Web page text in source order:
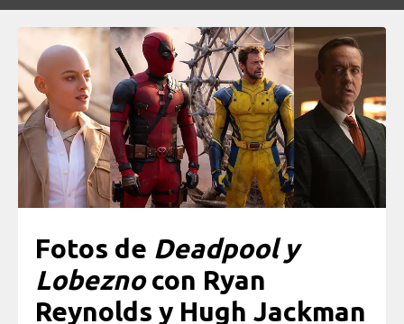
Fotos de Deadpool y
Lobeznocon Ryan
Reynolds y Hugh Jackman